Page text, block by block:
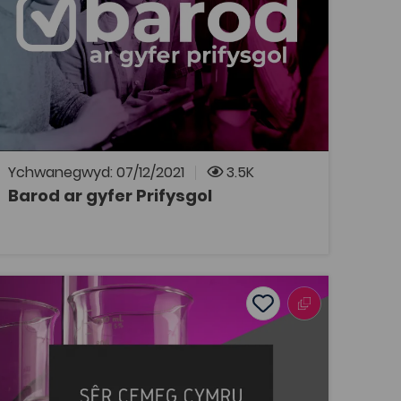
Ychwanegwyd: 07/12/2021 3.5K
Barod ar gyfer Prifysgol
hawdd ei ddefnyddio, p'un a ydych ar fin
symud ymlaen i addysg lefel prifysgol, neu'n
cefnogi rhywun sy'n gwneud hynny - efallai
fel rhiant, athro, gofalwr neu gynghorydd.
Gallwch chwilio yn ôl pwnc – fel sgiliau
astudio, llesiant ac iechyd meddwl, neu fywyd
myfyrwyr – yn ôl sefydliad, ac yn ôl maes
pwnc, fel y gallwch fod yn siŵr o fynd yn syth
i'r adnoddau sydd eu hangen arnoch.
peryglon – dadansoddiad cychwynnol o gamblo ymysg
Cemeg Cymru
Add to favourites
Dyddiad cyhoeddi: 2021 Add to favourites
Sêr Cemeg Cymru
Cemeg
Gwyddorau Biolegol